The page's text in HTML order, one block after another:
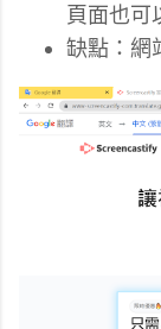
頁面也可
缺點：網